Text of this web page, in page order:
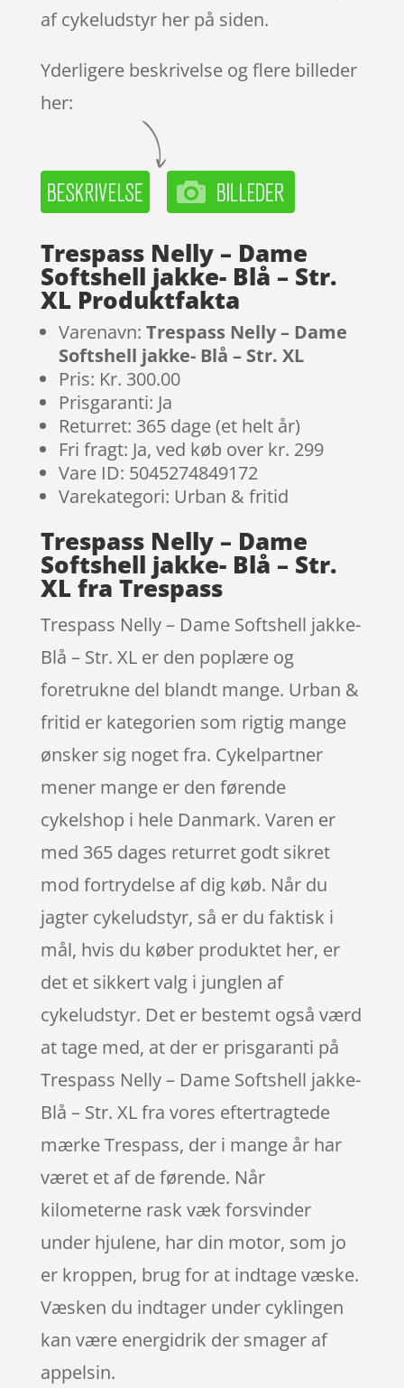
af cykeludstyr her på siden.
Yderligere beskrivelse og flere billeder
her:
Trespass Nelly – Dame
Softshell jakke- Blå – Str.
XL Produktfakta
Varenavn: Trespass Nelly – Dame
Softshell jakke- Blå – Str. XL
Pris: Kr. 300.00
Prisgaranti: Ja
Returret: 365 dage (et helt år)
Fri fragt: Ja, ved køb over kr. 299
Vare ID: 5045274849172
Varekategori: Urban & fritid
Trespass Nelly – Dame
Softshell jakke- Blå – Str.
XL fra Trespass
Trespass Nelly – Dame Softshell jakke-
Blå – Str. XL er den poplære og
foretrukne del blandt mange. Urban &
fritid er kategorien som rigtig mange
ønsker sig noget fra. Cykelpartner
mener mange er den førende
cykelshop i hele Danmark. Varen er
med 365 dages returret godt sikret
mod fortrydelse af dig køb. Når du
jagter cykeludstyr, så er du faktisk i
mål, hvis du køber produktet her, er
det et sikkert valg i junglen af
cykeludstyr. Det er bestemt også værd
at tage med, at der er prisgaranti på
Trespass Nelly – Dame Softshell jakke-
Blå – Str. XL fra vores eftertragtede
mærke Trespass, der i mange år har
været et af de førende. Når
kilometerne rask væk forsvinder
under hjulene, har din motor, som jo
er kroppen, brug for at indtage væske.
Væsken du indtager under cyklingen
kan være energidrik der smager af
appelsin.